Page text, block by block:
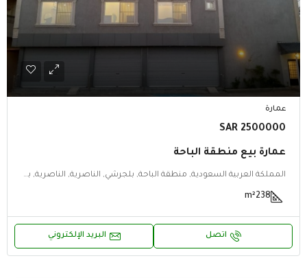
عمارة
2500000 SAR
عمارة بيع منطقة الباحة
المملكة العربية السعودية, منطقة الباحة, بلجرشي, الناصرية, الناصرية, بلجرشي, منطقة الباحة
238
m²
اتصل البريد الإلكتروني